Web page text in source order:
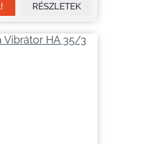
RÉSZLETEK